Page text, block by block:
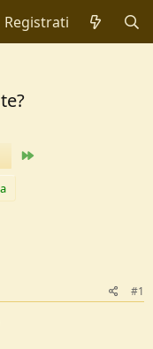
Registrati
#1